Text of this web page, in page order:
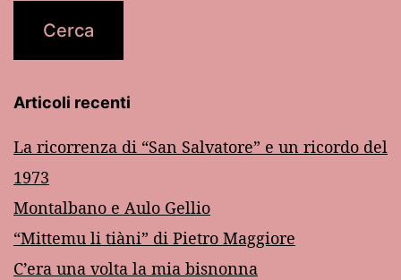
Articoli recenti
La ricorrenza di “San Salvatore” e un ricordo del
1973
Montalbano e Aulo Gellio
“Mittemu li tiàni” di Pietro Maggiore
C’era una volta la mia bisnonna